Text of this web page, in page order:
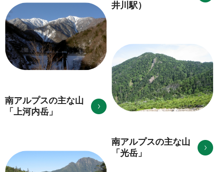
井川駅）
南アルプスの主な山
「上河内岳」
南アルプスの主な山
「光岳」